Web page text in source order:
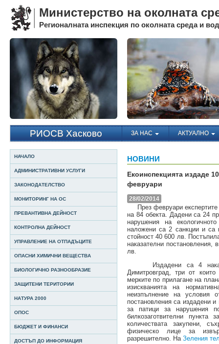
Министерство на околната
Регионалната инспекция по околната среда и
РИОСВ Хасково ЗА НАС АКТУАЛНО
НАЧАЛО
АДМИНИСТРАТИВНИ УСЛУГИ
ЗАКОНОДАТЕЛСТВО
МОНИТОРИНГ НА ОС
ПРЕВАНТИВНА ДЕЙНОСТ
КОНТРОЛНА ДЕЙНОСТ
УПРАВЛЕНИЕ НА ОТПАДЪЦИТЕ
ОПАСНИ ХИМИЧНИ ВЕЩЕСТВА
БИОЛОГИЧНО РАЗНООБРАЗИЕ
ЗАЩИТЕНИ ТЕРИТОРИИ
НАТУРА 2000
ОПОС
БЮДЖЕТ И ФИНАНСИ
ДОСТЪП ДО ИНФОРМАЦИЯ
НОВИНИ
Екоинспекцията издаде
февруари
28/02/2014
През февруари
на 84 обекта. Дадени са 24
нарушения на
наложени са 2 санкции и са
стойност 40 600 лв.
наказателни
лв.
Издадени са 4
Димитровград, три от
мерките по прилагане на
изискванията на
неизпълнение на условия
постановления са издадени
за патици за нарушения
билкозаготвителни
количествата закупени,
физическо лице за
разрешително. На Зеления